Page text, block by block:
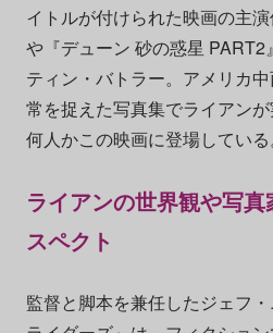
イトルが付けられた映画の主
や『デューン 砂の惑星 PART2
ティン・バトラー。アメリカ
常を捉えた写真集でライアンが
何人かこの映画に登場している
ライアンの世界観や写
スペクト
監督と脚本を兼任したジェフ